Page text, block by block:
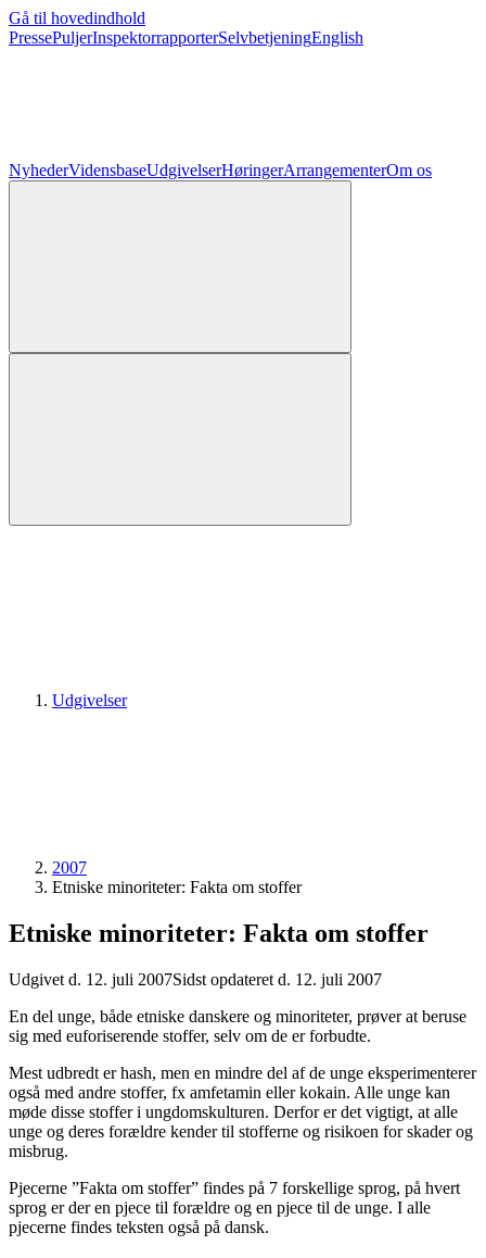
Gå til hovedindhold
PressePuljerInspektorrapporterSelvbetjeningEnglish
NyhederVidensbaseUdgivelserHøringerArrangementerOm os
Udgivelser
2007
Etniske minoriteter: Fakta om stoffer
Etniske minoriteter: Fakta om stoffer
Udgivet d. 12. juli 2007Sidst opdateret d. 12. juli 2007
En del unge, både etniske danskere og minoriteter, prøver at beruse
sig med euforiserende stoffer, selv om de er forbudte.
Mest udbredt er hash, men en mindre del af de unge eksperimenterer
også med andre stoffer, fx amfetamin eller kokain. Alle unge kan
møde disse stoffer i ungdomskulturen. Derfor er det vigtigt, at alle
unge og deres forældre kender til stofferne og risikoen for skader og
misbrug.
Pjecerne ”Fakta om stoffer” findes på 7 forskellige sprog, på hvert
sprog er der en pjece til forældre og en pjece til de unge. I alle
pjecerne findes teksten også på dansk.